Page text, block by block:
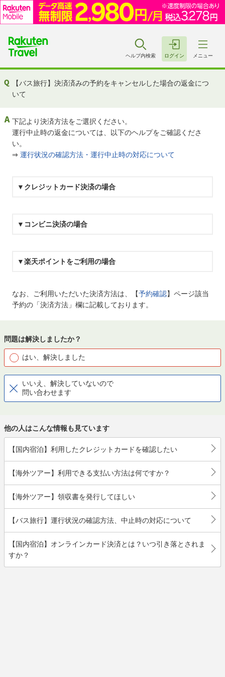
ヘルプ内検索 ログイン メニュー
【バス旅行】決済済みの予約をキャンセルした場合の返金につ
いて
下記より決済方法をご選択ください。
運行中止時の返金については、以下のヘルプをご確認くださ
い。
⇒ 運行状況の確認方法・運行中止時の対応について
▼クレジットカード決済の場合
▼コンビニ決済の場合
▼楽天ポイントをご利用の場合
なお、ご利用いただいた決済方法は、【予約確認】ページ該当
予約の「決済方法」欄に記載しております。
問題は解決しましたか？
はい、解決しました
いいえ、解決していないので
問い合わせます
他の人はこんな情報も見ています
【国内宿泊】利用したクレジットカードを確認したい
【海外ツアー】利用できる支払い方法は何ですか？
【海外ツアー】領収書を発行してほしい
【バス旅行】運行状況の確認方法、中止時の対応について
【国内宿泊】オンラインカード決済とは？いつ引き落とされま
すか？